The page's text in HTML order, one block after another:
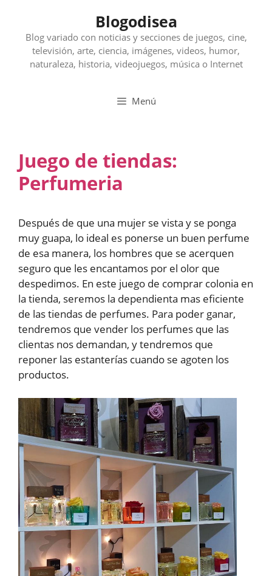
contenido
Blogodisea
Blog variado con noticias y secciones de juegos, cine,
televisión, arte, ciencia, imágenes, videos, humor,
naturaleza, historia, videojuegos, música o Internet
Menú
Juego de tiendas:
Perfumeria
Después de que una mujer se vista y se ponga
muy guapa, lo ideal es ponerse un buen perfume
de esa manera, los hombres que se acerquen
seguro que les encantamos por el olor que
despedimos. En este juego de comprar colonia en
la tienda, seremos la dependienta mas eficiente
de las tiendas de perfumes. Para poder ganar,
tendremos que vender los perfumes que las
clientas nos demandan, y tendremos que
reponer las estanterías cuando se agoten los
productos.